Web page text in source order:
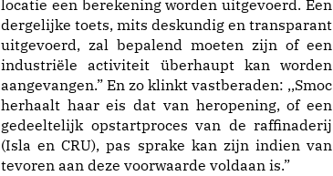
locatie een berekening worden uitgevoerd. Een
dergelijke toets, mits deskundig en transparant
uitgevoerd, zal bepalend moeten zijn of een
industriële activiteit überhaupt kan worden
aangevangen.” En zo klinkt vastberaden: ,,Smoc
herhaalt haar eis dat van heropening, of een
gedeeltelijk opstartproces van de raffinaderij
(Isla en CRU), pas sprake kan zijn indien van
tevoren aan deze voorwaarde voldaan is.”